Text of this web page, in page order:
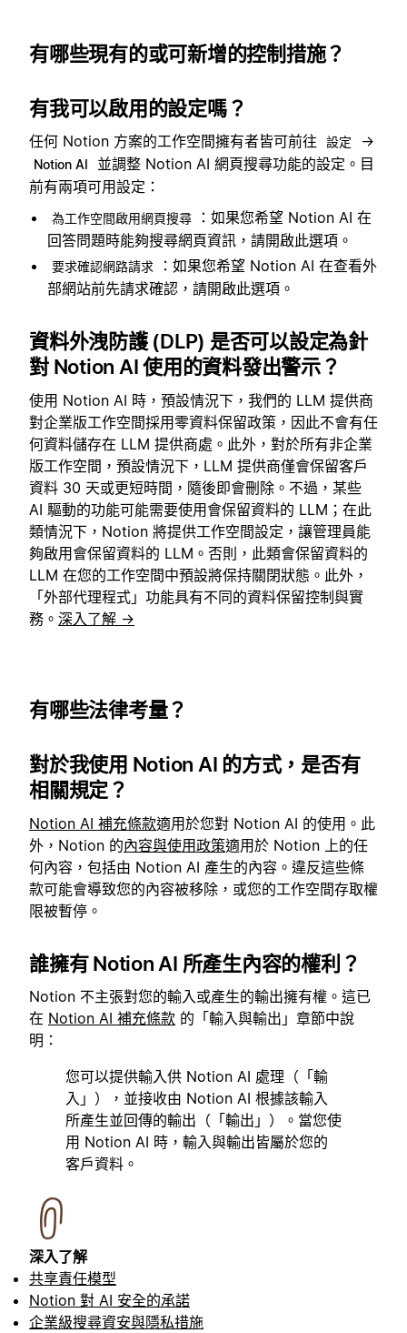
有哪些現有的或可新增的控制措施？
有我可以啟用的設定嗎？
任何 Notion 方案的工作空間擁有者皆可前往 設定 →
Notion AI
並調整 Notion AI 網頁搜尋功能的設定。目
前有兩項可用設定：
為工作空間啟用網頁搜尋
：如果您希望 Notion AI 在
回答問題時能夠搜尋網頁資訊，請開啟此選項。
要求確認網路請求
：如果您希望 Notion AI 在查看外
部網站前先請求確認，請開啟此選項。
資料外洩防護 (DLP) 是否可以設定為針
對 Notion AI 使用的資料發出警示？
使用 Notion AI 時，預設情況下，我們的 LLM 提供商
對企業版工作空間採用零資料保留政策，因此不會有任
何資料儲存在 LLM 提供商處。此外，對於所有非企業
版工作空間，預設情況下，LLM 提供商僅會保留客戶
資料 30 天或更短時間，隨後即會刪除。不過，某些
AI 驅動的功能可能需要使用會保留資料的 LLM；在此
類情況下，Notion 將提供工作空間設定，讓管理員能
夠啟用會保留資料的 LLM。否則，此類會保留資料的
LLM 在您的工作空間中預設將保持關閉狀態。此外，
「外部代理程式」功能具有不同的資料保留控制與實
務。 深入了解 →
有哪些法律考量？
對於我使用 Notion AI 的方式，是否有
相關規定？
Notion AI 補充條款適用於您對 Notion AI 的使用。此
外，Notion 的內容與使用政策適用於 Notion 上的任
何內容，包括由 Notion AI 產生的內容。違反這些條
款可能會導致您的內容被移除，或您的工作空間存取權
限被暫停。
誰擁有 Notion AI 所產生內容的權利？
Notion 不主張對您的輸入或產生的輸出擁有權。這已
在 Notion AI 補充條款 的「輸入與輸出」章節中說
明：
您可以提供輸入供 Notion AI 處理（「輸
入」），並接收由 Notion AI 根據該輸入
所產生並回傳的輸出（「輸出」）。當您使
用 Notion AI 時，輸入與輸出皆屬於您的
客戶資料。
深入了解
共享責任模型
Notion 對 AI 安全的承諾
企業級搜尋資安與隱私措施